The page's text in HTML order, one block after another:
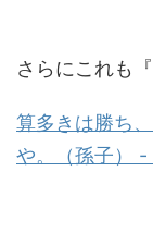
さらにこれも
算多きは勝ち
や。（孫子） -